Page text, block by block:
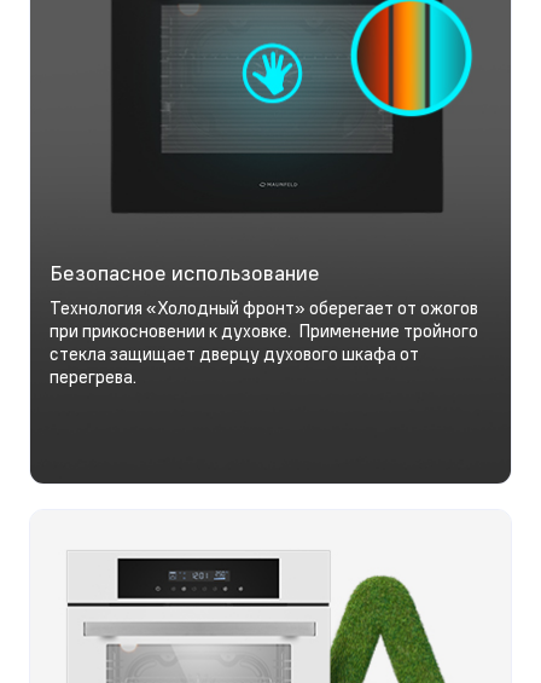
Безопасное использование
Технология «Холодный фронт» оберегает от ожогов
при прикосновении к духовке. Применение тройного
стекла защищает дверцу духового шкафа от
перегрева.